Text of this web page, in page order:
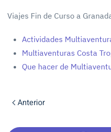
Viajes Fin de Curso a
Actividades
Multiaventuras Costa
Que hacer de
Anterior